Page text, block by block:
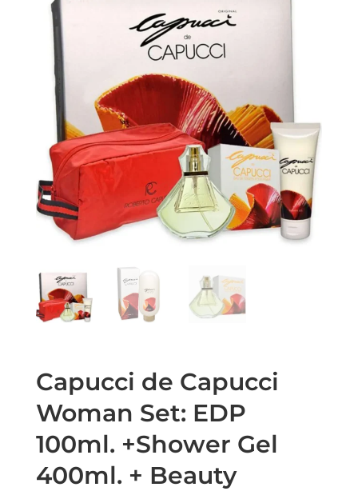
Capucci de Capucci
Woman Set: EDP
100ml. +Shower Gel
400ml. + Beauty